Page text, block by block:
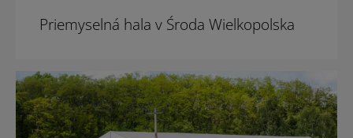
Priemyselná hala v Środa Wielkopolska